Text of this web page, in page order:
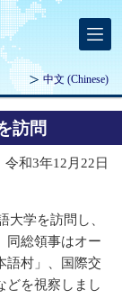
中文 (Chinese)
訪問
令和3年12月22日
学を訪問し、
同総領事はオー
語村」、国際交
どを視察しまし